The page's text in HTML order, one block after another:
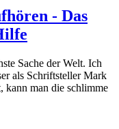
- Das
Sache der Welt. Ich
als Schriftsteller Mark
kann man die schlimme